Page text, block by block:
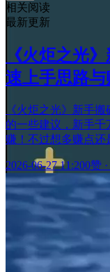
相关阅读
最新更新
《火炬之光
速上手思路
《火炬之光》新手
的一些建议，新手
赚！不过想多赚点
2026-06-27 11:200赞 ·